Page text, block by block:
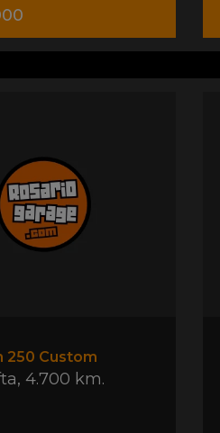
250 Custom
, 4.700 km.